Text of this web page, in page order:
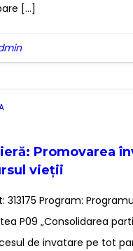
[…]
Promovarea
vieții
313175 Program:
P09 „Consolidarea
de invatare pe tot